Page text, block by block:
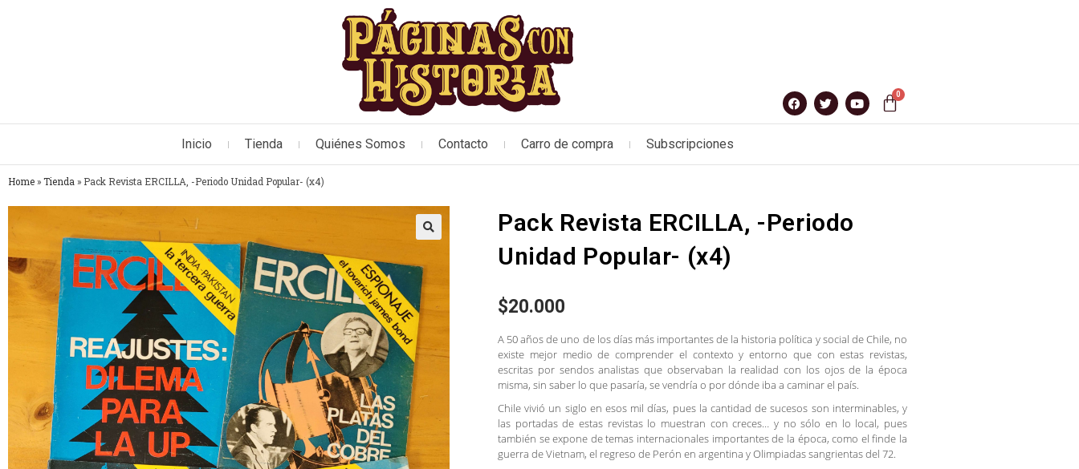
Inicio Tienda Quiénes Somos Contacto Carro de compra Subscripciones
Home » Tienda » Pack Revista ERCILLA, -Periodo Unidad Popular- (x4)
Pack Revista ERCILLA, -Periodo
Unidad Popular- (x4)
$20.000
A 50 años de uno de los días más importantes de la historia política y social de Chile, no
existe mejor medio de comprender el contexto y entorno que con estas revistas,
escritas por sendos analistas que observaban la realidad con los ojos de la época
misma, sin saber lo que pasaría, se vendría o por dónde iba a caminar el país.
Chile vivió un siglo en esos mil días, pues la cantidad de sucesos son interminables, y
las portadas de estas revistas lo muestran con creces… y no sólo en lo local, pues
también se expone de temas internacionales importantes de la época, como el finde la
guerra de Vietnam, el regreso de Perón en argentina y Olimpiadas sangrientas del 72.